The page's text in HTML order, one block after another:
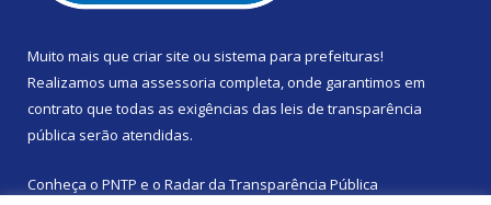
Muito mais que criar site ou sistema para prefeituras!
Realizamos uma assessoria completa, onde garantimos em
contrato que todas as exigências das leis de transparência
pública serão atendidas.
Conheça o PNTP e o Radar da Transparência Pública